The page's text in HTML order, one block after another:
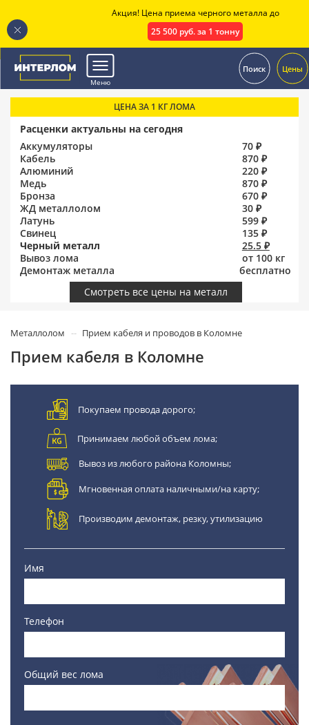
Меню
Поиск Цены
ЦЕНА ЗА 1 КГ ЛОМА
Расценки актуальны на сегодня
Аккумуляторы
70 ₽
Кабель
870 ₽
Алюминий
220 ₽
Медь
870 ₽
Бронза
670 ₽
ЖД металлолом
30 ₽
Латунь
599 ₽
Свинец
135 ₽
Черный металл
25.5 ₽
Вывоз лома
от 100 кг
Демонтаж металла
бесплатно
Смотреть все цены на металл
Металлолом Прием кабеля и проводов в Коломне
Прием кабеля в Коломне
Покупаем провода дорого;
Принимаем любой объем лома;
Вывоз из любого района Коломны;
Мгновенная оплата наличными/на карту;
Производим демонтаж, резку, утилизацию
Имя
Телефон
Общий вес лома
Акция! Цена приема черного металла до
25 500 руб. за 1 тонну
.